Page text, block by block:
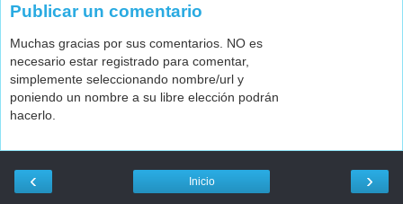
Publicar un comentario
Muchas gracias por sus comentarios. NO es
necesario estar registrado para comentar,
simplemente seleccionando nombre/url y
poniendo un nombre a su libre elección podrán
hacerlo.
‹ ›
Inicio